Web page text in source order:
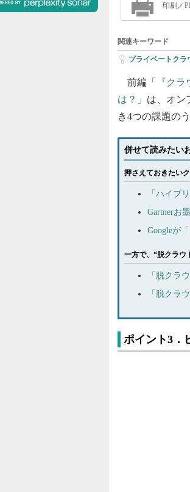
印刷／
関連キーワード
プライベートクラ
前編「
『ク
は？ 」は、オ
き4つの課題の
併せて読みたい
押さえておきたい
「ハイブ
Gartnerお
Googleが
一方で、“脱クラウ
「脱クラ
「脱クラ
ポイント3．